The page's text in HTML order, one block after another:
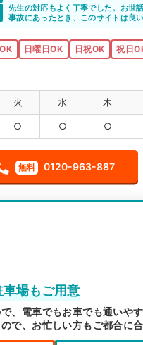
先生の対応もよく丁寧でした。お世
事故にあったとき、このサイトは良い
日曜日OK 日祝OK 祝日
火 水 木
○ ○ ○
無料 0120-963-887
場もご用意
、電車でもお車でも通いや
で、お忙しい方もご都合に